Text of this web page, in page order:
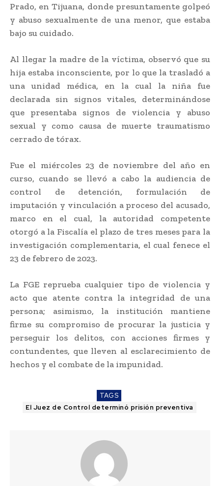
Prado, en Tijuana, donde presuntamente golpeó
y abuso sexualmente de una menor, que estaba
bajo su cuidado.
Al llegar la madre de la víctima, observó que su
hija estaba inconsciente, por lo que la trasladó a
una unidad médica, en la cual la niña fue
declarada sin signos vitales, determinándose
que presentaba signos de violencia y abuso
sexual y como causa de muerte traumatismo
cerrado de tórax.
Fue el miércoles 23 de noviembre del año en
curso, cuando se llevó a cabo la audiencia de
control de detención, formulación de
imputación y vinculación a proceso del acusado,
marco en el cual, la autoridad competente
otorgó a la Fiscalía el plazo de tres meses para la
investigación complementaria, el cual fenece el
23 de febrero de 2023.
La FGE reprueba cualquier tipo de violencia y
acto que atente contra la integridad de una
persona; asimismo, la institución mantiene
firme su compromiso de procurar la justicia y
perseguir los delitos, con acciones firmes y
contundentes, que lleven al esclarecimiento de
hechos y el combate de la impunidad.
TAGS
El Juez de Control determinó prisión preventiva